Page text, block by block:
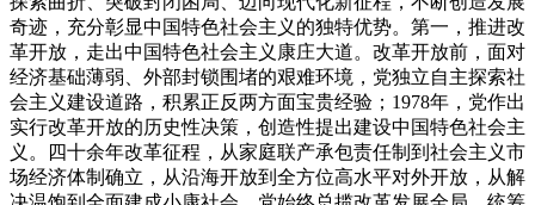
奇迹，充分彰显中国特色社会主义的独特优势。第一，推进改
革开放，走出中国特色社会主义康庄大道。改革开放前，面对
经济基础薄弱、外部封锁围堵的艰难环境，党独立自主探索社
会主义建设道路，积累正反两方面宝贵经验；1978年，党作出
实行改革开放的历史性决策，创造性提出建设中国特色社会主
义。四十余年改革征程，从家庭联产承包责任制到社会主义市
场经济体制确立，从沿海开放到全方位高水平对外开放，从解